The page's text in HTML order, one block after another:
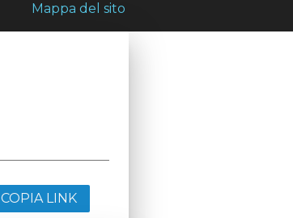
Mappa del sito
COPIA LINK